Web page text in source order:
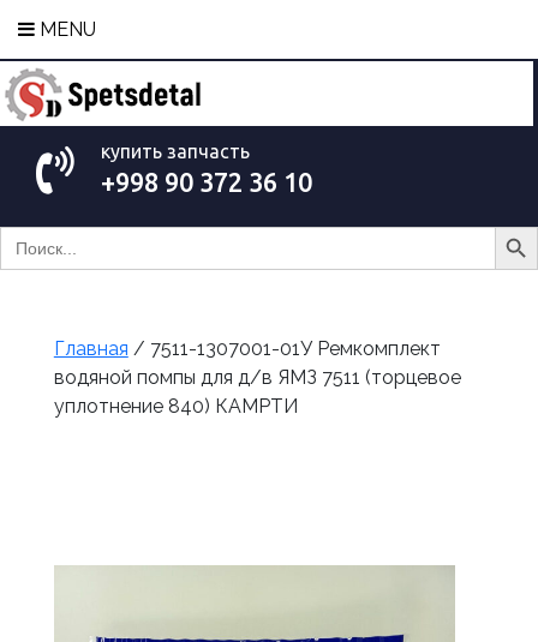
MENU
купить запчасть
+998 90 372 36 10
Search
for:
Search
Главная / 7511-1307001-01У Ремкомплект
водяной помпы для д/в ЯМЗ 7511 (торцевое
уплотнение 840) КАМРТИ